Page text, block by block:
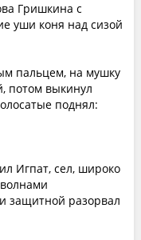
Гришкина с
уши коня над сизой
пальцем, на мушку
потом выкинул
поднял:
Игпат, сел, широко
защитной разорвал